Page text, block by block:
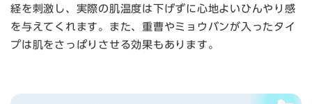
経を刺激し、実際の肌温度は下げずに心地よいひんやり感
を与えてくれます。また、重曹やミョウバンが入ったタイ
プは肌をさっぱりさせる効果もあります。​